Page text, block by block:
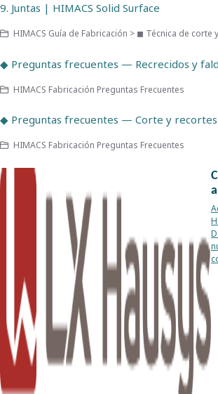
9. Juntas | HIMACS Solid Surface
HIMACS Guía de Fabricación > ◼ Técnica de corte
◆ Preguntas frecuentes — Recrecidos y
HIMACS Fabricación Preguntas Frecuentes
◆ Preguntas frecuentes — Corte y recortes
HIMACS Fabricación Preguntas Frecuentes
a